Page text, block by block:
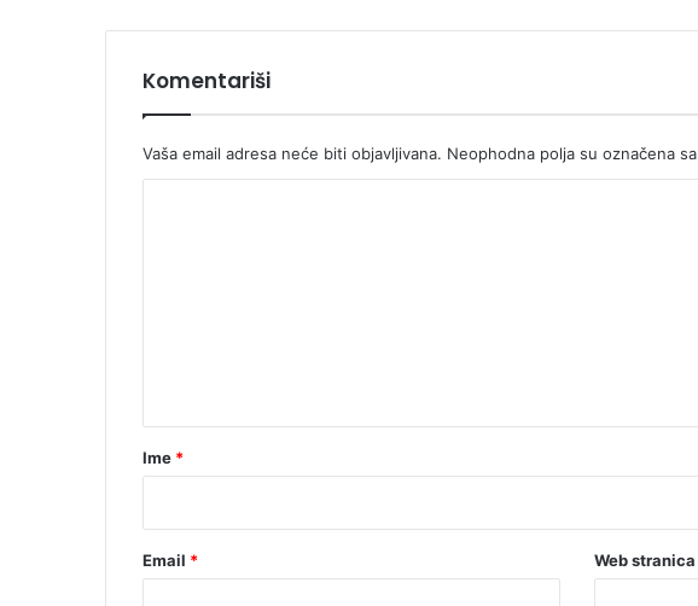
Komentariši
Vaša email adresa neće biti objavljivana. Neophodna polja su označena sa
r
Ime *
Email * Web stranica